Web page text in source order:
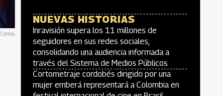
NUEVAS HISTORIAS
Inravisión supera los 11 millones de
seguidores en sus redes sociales,
consolidando una audiencia informada a
través del Sistema de Medios Públicos
Cortometraje cordobés dirigido por una
mujer emberá representará a Colombia en